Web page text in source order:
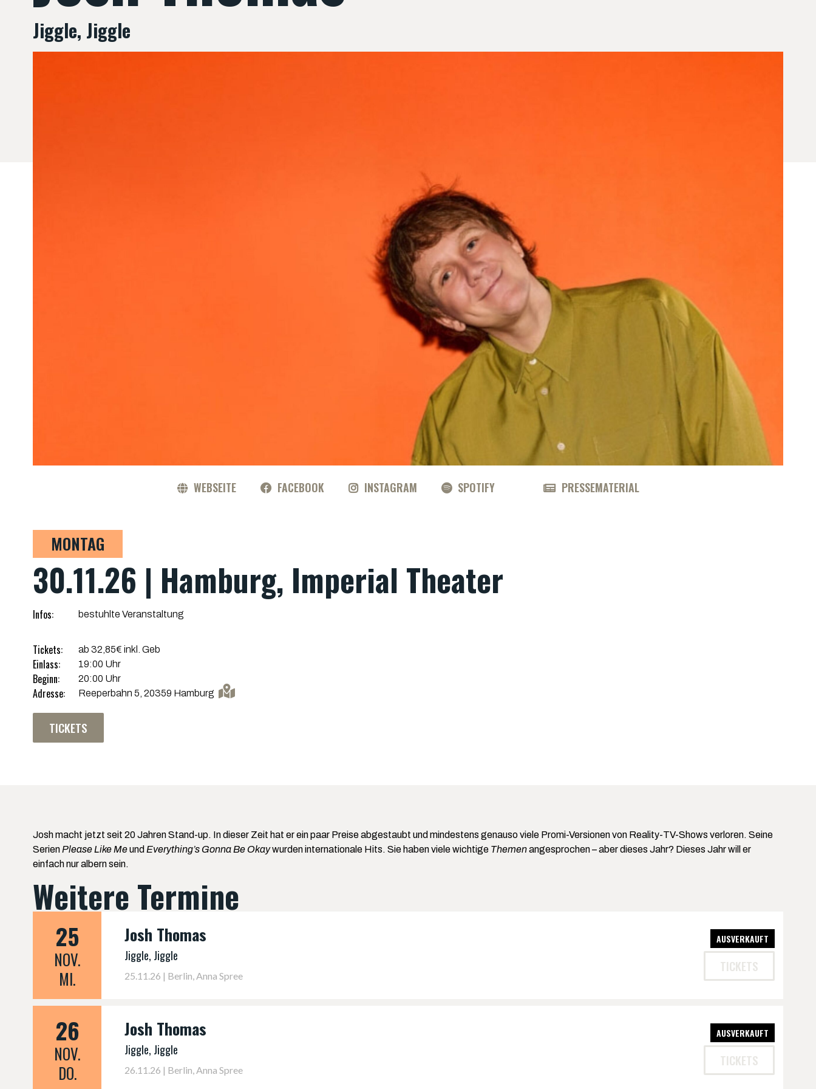
Jiggle, Jiggle
WEBSEITE FACEBOOK INSTAGRAM SPOTIFY PRESSEMATERIAL
MONTAG
30.11.26 | Hamburg, Imperial Theater
Infos: bestuhlte Veranstaltung
Tickets: ab 32,85€ inkl. Geb
Einlass: 19:00 Uhr
Beginn: 20:00 Uhr
Adresse: Reeperbahn 5, 20359 Hamburg
TICKETS
Josh macht jetzt seit 20 Jahren Stand-up. In dieser Zeit hat er ein paar Preise abgestaubt und mindestens genauso viele Promi-Versionen von Reality-TV-Shows verloren. Seine
Serien Please Like Meund Everything’s Gonna Be Okaywurden internationale Hits. Sie haben viele wichtige Themenangesprochen – aber dieses Jahr? Dieses Jahr will er
einfach nur albern sein.
Weitere Termine
25
NOV.
MI.
Josh Thomas
Jiggle, Jiggle
25.11.26 | Berlin, Anna Spree
AUSVERKAUFT
TICKETS
26
NOV.
DO.
Josh Thomas
Jiggle, Jiggle
26.11.26 | Berlin, Anna Spree
AUSVERKAUFT
TICKETS